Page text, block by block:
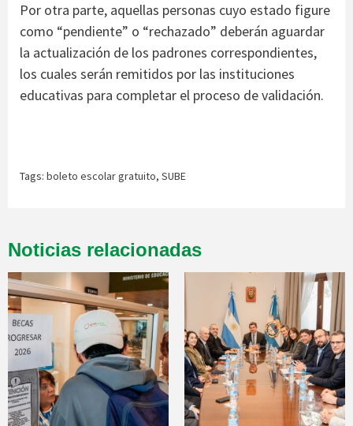
Por otra parte, aquellas personas cuyo estado figure
como “pendiente” o “rechazado” deberán aguardar
la actualización de los padrones correspondientes,
los cuales serán remitidos por las instituciones
educativas para completar el proceso de validación.
Tags: boleto escolar gratuito, SUBE
Noticias relacionadas